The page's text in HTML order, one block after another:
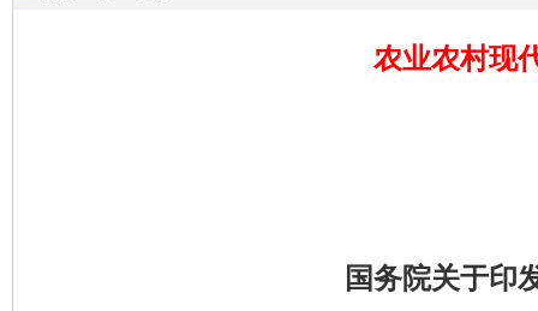
农业农村现
国务院关于印